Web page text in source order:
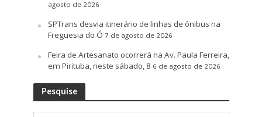
agosto de 2026
SPTrans desvia itinerário de linhas de ônibus na
Freguesia do Ó 7 de agosto de 2026
Feira de Artesanato ocorrerá na Av. Paula Ferreira,
em Pirituba, neste sábado, 8 6 de agosto de 2026
Pesquise